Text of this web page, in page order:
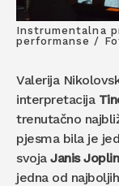
Instrumentalna
performanse /
Valerija
interpretacija
trenutačno
pjesma bila je
svojaJanis Joplin
jedna od